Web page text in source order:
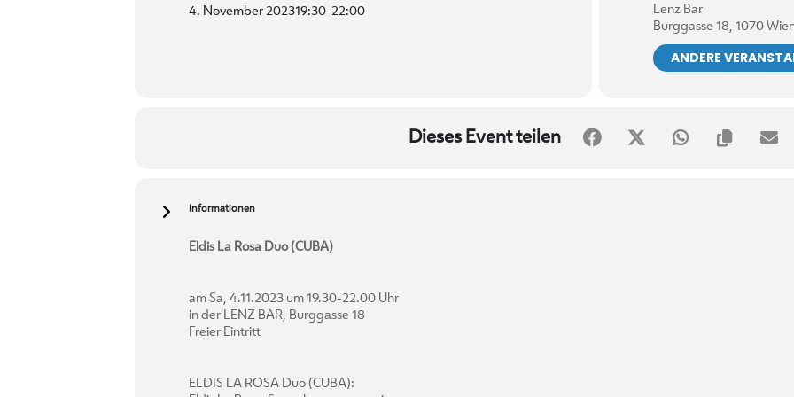
4. November 202319:30-22:00
Lenz Bar
Burggasse 18, 1070
ANDERE
Dieses Event teilen
Informationen
Eldis La Rosa Duo (CUBA)
am Sa, 4.11.2023 um 19.30-22.00 Uhr
in der LENZ BAR, Burggasse 18
Freier Eintritt
ELDIS LA ROSA Duo (CUBA):